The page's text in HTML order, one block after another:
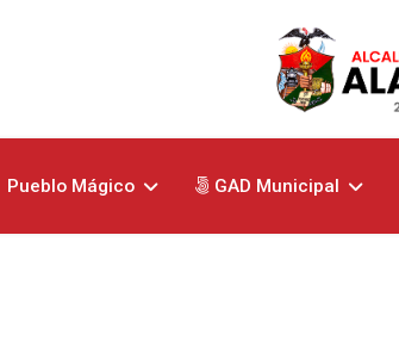
Pueblo Mágico GAD Municipal